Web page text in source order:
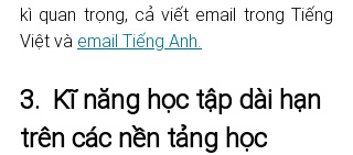
kì quan trọng, cả viết email trong Tiếng
Việt và email Tiếng Anh.
3.  Kĩ năng học tập dài hạn
trên các nền tảng học